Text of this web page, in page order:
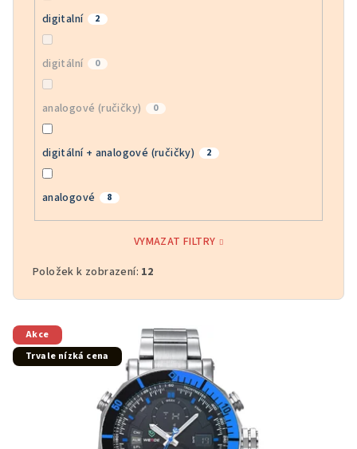
digitalní 2
digitální 0
analogové (ručičky) 0
digitální + analogové (ručičky) 2
analogové 8
VYMAZAT FILTRY
Položek k zobrazení: 12
V
ý
p
Akce
Trvale nízká cena